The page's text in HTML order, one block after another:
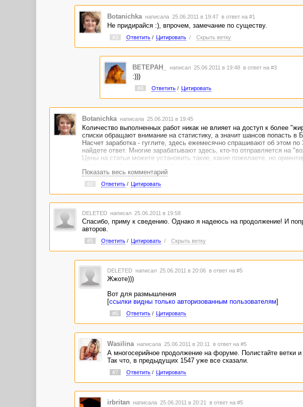
Botanichka написала 25.06.2011 в 19:47 в ответ на #1
Не придирайся :), впрочем, замечание по существу.
#3 Ответить/ Цитировать / Скрыть ветку
BETEPAH_ написал 25.06.2011 в 19:48 в ответ на #3
:)))
#4 Ответить/ Цитировать
Botanichka написала 25.06.2011 в 19:45
Количество выполненных работ никак не влияет на доступ к более
списки обращают внимание на статистику, а значит шансов попасть
Насчет заработка - гуглите, здесь ежемесячно спрашивают об этом
найдете ответ. Многие зарабатывают здесь, кто-то отправляется на
Цены на статьи можете установить такие, какие пожелаете, но
Коллеги не скупятся на советы, но новичков очень много и каждый из
вопросы.
Показать весь комментарий
#2 Ответить/ Цитировать
DELETED написал 25.06.2011 в 19:58
Спасибо, приму к сведению. Однако я надеюсь на продолжение! И
авторов.
#5 Ответить/ Цитировать / Скрыть ветку
DELETED написал 25.06.2011 в 20:06 в ответ на #5
Жжоте)))
Вот для размышления
[ссылки видны только авторизованным пользователям]
#6 Ответить/ Цитировать
Wasilina написала 25.06.2011 в 20:11 в ответ на #5
А многосерийное продолжение на форуме. Полистайте ветки
Так что, в предыдущих 1547 уже все сказали.
#7 Ответить/ Цитировать
irbritan написала 25.06.2011 в 20:21 в ответ на #5